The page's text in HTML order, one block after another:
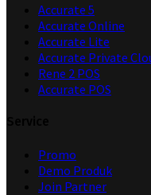
Accurate 5
Accurate Online
Accurate Lite
Accurate Private
Rene 2 POS
Accurate POS
Promo
Demo Produk
Join Partner